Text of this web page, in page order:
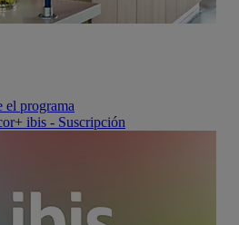
el programa
ibis - Suscripción